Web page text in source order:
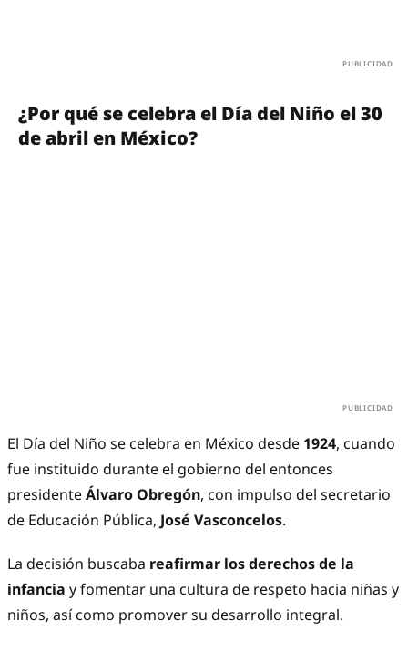
¿Por qué se celebra el Día del Niño el 30
de abril en México?
El Día del Niño se celebra en México desde 1924, cuando
fue instituido durante el gobierno del entonces
presidenteÁlvaro Obregón, con impulso del secretario
de Educación Pública, José Vasconcelos.
La decisión buscaba reafirmar los derechos de la
infancia y fomentar una cultura de respeto hacia niñas y
niños, así como promover su desarrollo integral.